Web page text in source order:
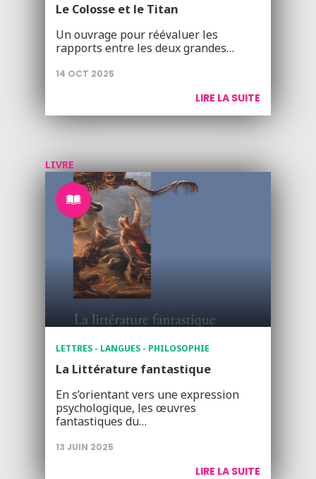
Le Colosse et le Titan
Un ouvrage pour réévaluer les
rapports entre les deux grandes…
14 OCT 2025
LIRE LA SUITE
LIVRE
LETTRES - LANGUES - PHILOSOPHIE
La Littérature fantastique
En s’orientant vers une expression
psychologique, les œuvres
fantastiques du…
13 JUIN 2025
LIRE LA SUITE